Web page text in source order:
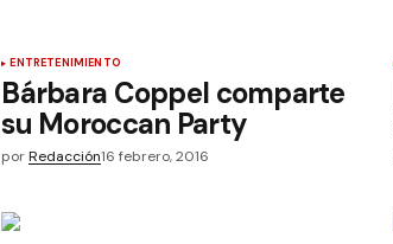
ENTRETENIMIENTO
Bárbara Coppel comparte
su Moroccan Party
por Redacción16 febrero, 2016